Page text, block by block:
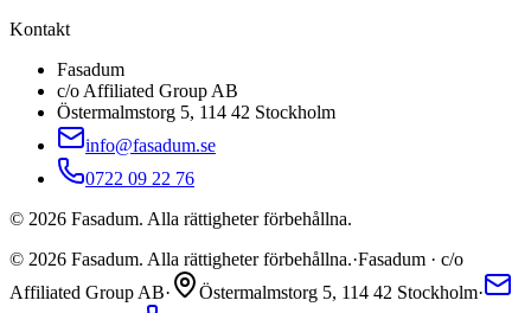
Kontakt
Fasadum
c/o Affiliated Group AB
Östermalmstorg 5, 114 42 Stockholm
info@fasadum.se
0722 09 22 76
© 2026 Fasadum. Alla rättigheter förbehållna.
© 2026 Fasadum. Alla rättigheter förbehållna.·Fasadum · c/o
Affiliated Group AB· Östermalmstorg 5, 114 42 Stockholm·